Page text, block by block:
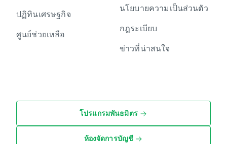
ปฏิทินเศรษฐกิจ
ศูนย์ช่วยเหลือ
นโยบายความเป็นส่วนตัว
กฎระเบียบ
ข่าวที่น่าสนใจ
โปรแกรมพันธมิตร
ห้องจัดการบัญชี